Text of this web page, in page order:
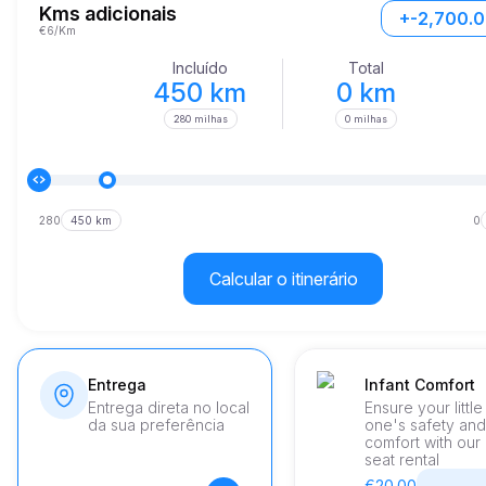
velocidade; o carro também oferece um conforto incomparável
funcionalidades de ponta. A integração perfeita de materiais de
tecnologia avançada garante que cada viagem seja não só
mas também opulenta.
Kms adicionais
€6/Km
+-
Incluído
450 km
280 milhas
Total
0 km
0 milhas
280 450 km 0
Calcular o itinerário
Entrega
Entrega direta no local
da sua preferência
Infant Comfort
Ensure your little
one's safety and
comfort with our
seat rental